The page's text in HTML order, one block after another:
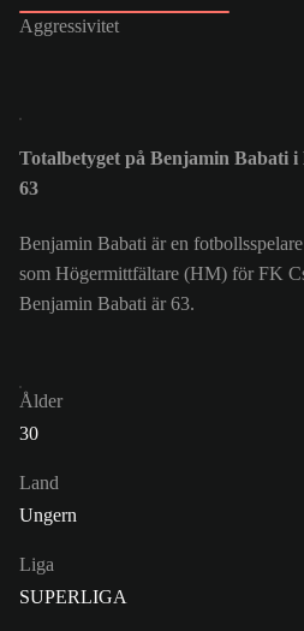
Aggressivitet
Totalbetyget på Benjamin Babati
63
Benjamin Babati är en
som Högermittfältare (HM) för FK
Benjamin Babati är 63.
Ålder
30
Land
Ungern
Liga
SUPERLIGA